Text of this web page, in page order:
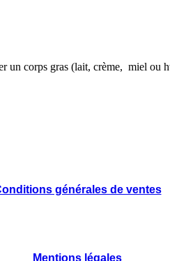
corps gras (lait, crème, miel ou
générales de ventes
Mentions légales